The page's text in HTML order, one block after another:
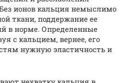
ионов кальция немыслимо
ткани, поддержание ее
в норме. Определенные
с кальцием, вернее, его
нужную эластичность и